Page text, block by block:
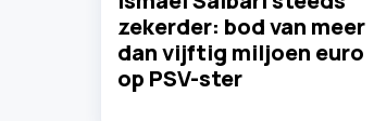
zekerder: bod van meer
dan vijftig miljoen euro
op PSV-ster